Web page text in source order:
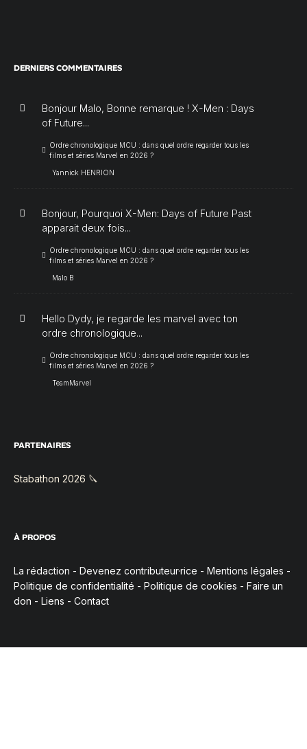
DERNIERS COMMENTAIRES
Bonjour Malo, Bonne remarque ! X-Men : Days
of Future...
Ordre chronologique MCU : dans quel ordre regarder tous les
films et séries Marvel en 2026 ?
Yannick HENRION
Bonjour, Pourquoi X-Men: Days of Future Past
apparait deux fois...
Ordre chronologique MCU : dans quel ordre regarder tous les
films et séries Marvel en 2026 ?
Malo B
Hello Dydy, je regarde les marvel avec ton
ordre chronologique...
Ordre chronologique MCU : dans quel ordre regarder tous les
films et séries Marvel en 2026 ?
TeamMarvel
PARTENAIRES
Stabathon 2026 🔪
À PROPOS
La rédaction - Devenez contributeur·rice - Mentions légales -
Politique de confidentialité - Politique de cookies - Faire un
don - Liens - Contact